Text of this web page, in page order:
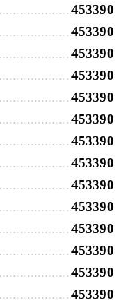
453390
453390
453390
453390
453390
453390
453390
453390
453390
453390
453390
453390
453390
453390